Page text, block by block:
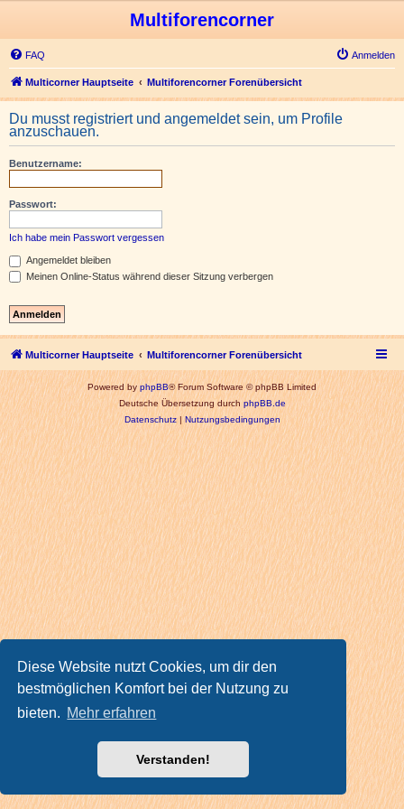
Diese Website nutzt Cookies, um dir den
bestmöglichen Komfort bei der Nutzung zu
bieten. Mehr erfahren
Verstanden!
Multiforencorner
FAQ Anmelden
Multicorner Hauptseite Multiforencorner Forenübersicht
Du musst registriert und angemeldet sein, um Profile
anzuschauen.
Benutzername:
Passwort:
Ich habe mein Passwort vergessen
Angemeldet bleiben
Meinen Online-Status während dieser Sitzung verbergen
Multicorner Hauptseite Multiforencorner Forenübersicht
Powered byphpBB® Forum Software © phpBB Limited
Deutsche Übersetzung durchphpBB.de
Datenschutz|Nutzungsbedingungen